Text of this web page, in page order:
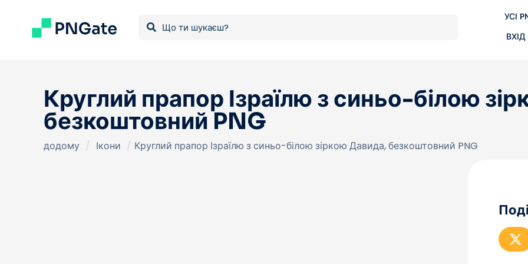
УСІ
ВХІД
Круглий прапор Ізраїлю з синьо-білою
безкоштовний PNG
додому / Ікони / Круглий прапор Ізраїлю з синьо-білою зіркою Давида, безкоштовний PNG
о